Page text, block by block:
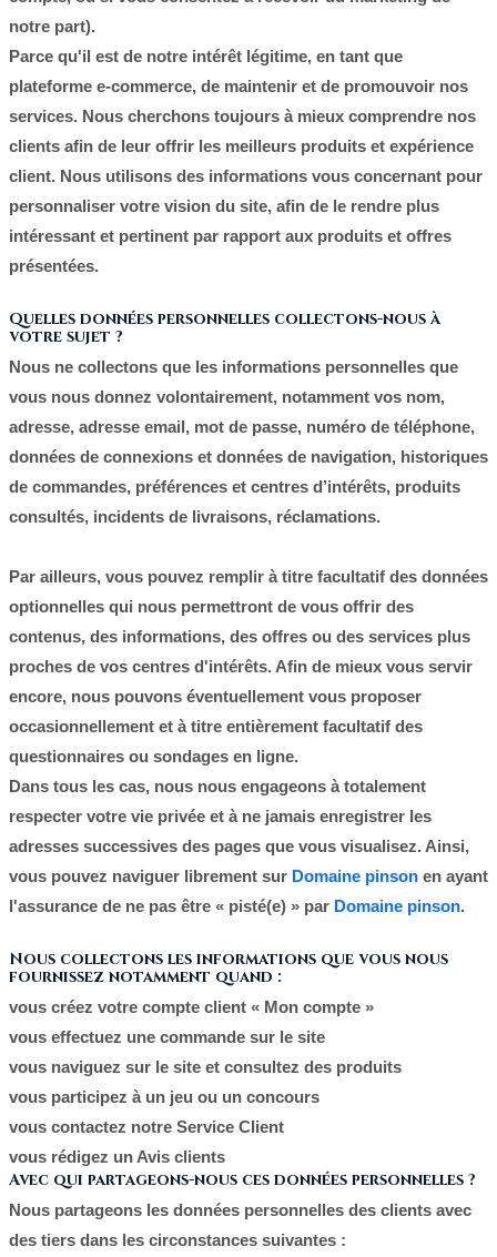
notre part).
Parce qu'il est de notre intérêt légitime, en tant que
plateforme e-commerce, de maintenir et de promouvoir nos
services. Nous cherchons toujours à mieux comprendre nos
clients afin de leur offrir les meilleurs produits et expérience
client. Nous utilisons des informations vous concernant pour
personnaliser votre vision du site, afin de le rendre plus
intéressant et pertinent par rapport aux produits et offres
présentées.
Quelles données personnelles collectons-nous à
votre sujet ?
Nous ne collectons que les informations personnelles que
vous nous donnez volontairement, notamment vos nom,
adresse, adresse email, mot de passe, numéro de téléphone,
données de connexions et données de navigation, historiques
de commandes, préférences et centres d’intérêts, produits
consultés, incidents de livraisons, réclamations.
Par ailleurs, vous pouvez remplir à titre facultatif des données
optionnelles qui nous permettront de vous offrir des
contenus, des informations, des offres ou des services plus
proches de vos centres d'intérêts. Afin de mieux vous servir
encore, nous pouvons éventuellement vous proposer
occasionnellement et à titre entièrement facultatif des
questionnaires ou sondages en ligne.
Dans tous les cas, nous nous engageons à totalement
respecter votre vie privée et à ne jamais enregistrer les
adresses successives des pages que vous visualisez. Ainsi,
vous pouvez naviguer librement sur Domaine pinsonen ayant
l'assurance de ne pas être « pisté(e) » par Domaine pinson.
Nous collectons les informations que vous nous
fournissez notamment quand :
vous créez votre compte client « Mon compte »
vous effectuez une commande sur le site
vous naviguez sur le site et consultez des produits
vous participez à un jeu ou un concours
vous contactez notre Service Client
vous rédigez un Avis clients
Avec qui partageons-nous ces données personnelles ?
Nous partageons les données personnelles des clients avec
des tiers dans les circonstances suivantes :